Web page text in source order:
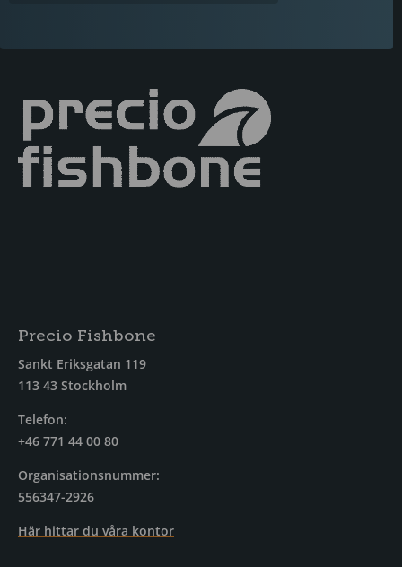
Precio Fishbone
Sankt Eriksgatan 119
113 43 Stockholm
Telefon:
+46 771 44 00 80
Organisationsnummer:
556347-2926
Här hittar du våra kontor